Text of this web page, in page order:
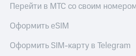
Перейти в МТС со своим
Оформить eSIM
Оформить SIM-карту в Telegram